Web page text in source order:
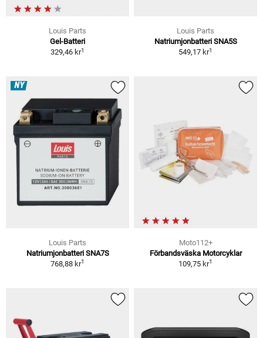
Louis Parts
Gel-Batteri
329,46 kr1
Louis Parts
Natriumjonbatteri SNA5S
549,17 kr1
NY
Louis Parts
Natriumjonbatteri SNA7S
768,88 kr1
Moto112+
Förbandsväska Motorcyklar
109,75 kr1